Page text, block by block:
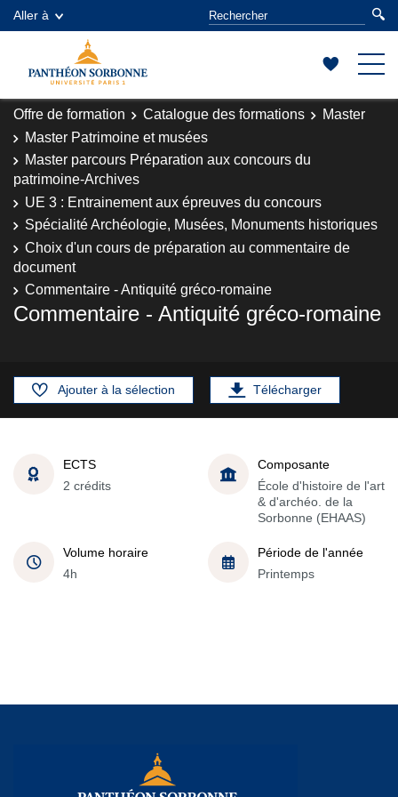
Aller à
Offre de formation Catalogue des formations
Master
Master Patrimoine et musées
Master parcours Préparation aux concours du
patrimoine-Archives
UE 3 : Entrainement aux épreuves du concours
Spécialité Archéologie, Musées, Monuments historiques
Choix d'un cours de préparation au commentaire de
document
Commentaire - Antiquité gréco-romaine
Commentaire - Antiquité gréco-romaine
Ajouter à la sélection Télécharger
ECTS
2 crédits
Composante
École d'histoire de l'art
& d'archéo. de la
Sorbonne (EHAAS)
Volume horaire
4h
Période de l'année
Printemps